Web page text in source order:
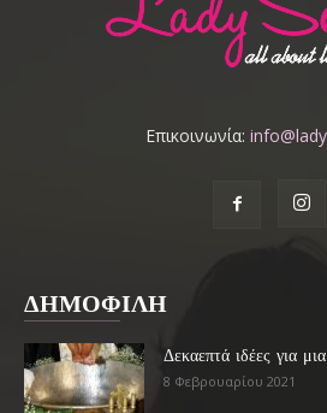
Επικοινωνία:
ΔΗΜΟΦΙΛΗ
Δεκαεπτά ιδέες για
8 Φεβρουαρίου 2021